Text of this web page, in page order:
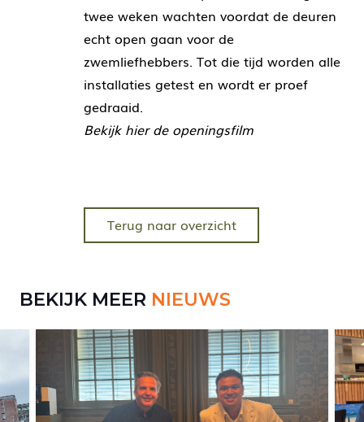
twee weken wachten voordat de deuren
echt open gaan voor de
zwemliefhebbers. Tot die tijd worden alle
installaties getest en wordt er proef
gedraaid.
Bekijk hier de openingsfilm
Terug naar overzicht
BEKIJK MEER NIEUWS